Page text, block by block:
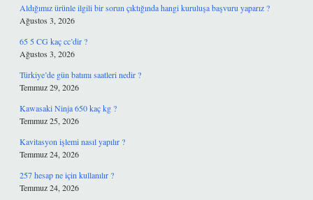
Aldığımız ürünle ilgili bir sorun çıktığında hangi kuruluşa başvuru yaparız ?
Ağustos 3, 2026
65 5 CG kaç cc’dir ?
Ağustos 3, 2026
Türkiye’de gün batımı saatleri nedir ?
Temmuz 29, 2026
Kawasaki Ninja 650 kaç kg ?
Temmuz 25, 2026
Kavitasyon işlemi nasıl yapılır ?
Temmuz 24, 2026
257 hesap ne için kullanılır ?
Temmuz 24, 2026